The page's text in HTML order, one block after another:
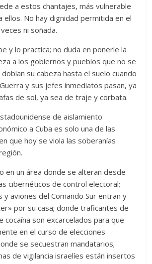
a estos chantajes, más vulnerable
ellos. No hay dignidad permitida en el
ni soñada.
y lo practica; no duda en ponerle la
a los gobiernos y pueblos que no se
su cabeza hasta el suelo cuando
y sus jefes inmediatos pasan, ya
de sol, ya sea de traje y corbata.
de aislamiento
a Cuba es solo una de las
que hoy se viola las soberanías
en un área donde se alteran desde
cibernéticos de control electoral;
y aviones del Comando Sur entran y
por su casa; donde traficantes de
cocaína son excarcelados para que
en el curso de elecciones
se secuestran mandatarios;
de vigilancia israelíes están insertos